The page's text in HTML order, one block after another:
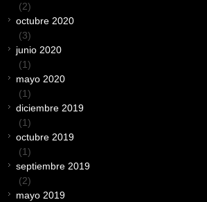
(2)
octubre 2020
(3)
junio 2020
(1)
mayo 2020
(1)
diciembre 2019
(1)
octubre 2019
(1)
septiembre 2019
(2)
mayo 2019